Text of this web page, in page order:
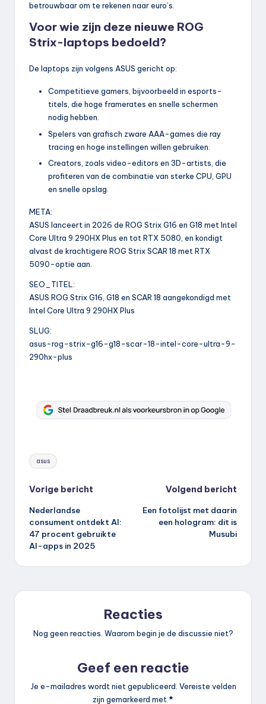
betrouwbaar om te rekenen naar euro’s.
Voor wie zijn deze nieuwe ROG
Strix-laptops bedoeld?
De laptops zijn volgens ASUS gericht op:
Competitieve gamers, bijvoorbeeld in esports-
titels, die hoge framerates en snelle schermen
nodig hebben.
Spelers van grafisch zware AAA-games die ray
tracing en hoge instellingen willen gebruiken.
Creators, zoals video-editors en 3D-artists, die
profiteren van de combinatie van sterke CPU, GPU
en snelle opslag.
META:
ASUS lanceert in 2026 de ROG Strix G16 en G18 met Intel
Core Ultra 9 290HX Plus en tot RTX 5080, en kondigt
alvast de krachtigere ROG Strix SCAR 18 met RTX
5090-optie aan.
SEO_TITEL:
ASUS ROG Strix G16, G18 en SCAR 18 aangekondigd met
Intel Core Ultra 9 290HX Plus
SLUG:
asus-rog-strix-g16-g18-scar-18-intel-core-ultra-9-
290hx-plus
Tags:
asus
Bericht
navigatie
Vorige bericht
Nederlandse
consument ontdekt AI:
47 procent gebruikte
AI-apps in 2025
Volgend bericht
Een fotolijst met daarin
een hologram: dit is
Musubi
Reacties
Nog geen reacties. Waarom begin je de discussie niet?
Geef een reactie
Je e-mailadres wordt niet gepubliceerd. Vereiste velden
zijn gemarkeerd met *